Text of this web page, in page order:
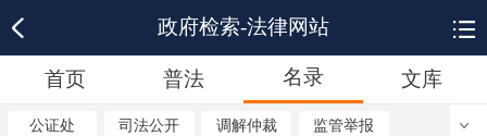
政府检索-法律网站
首页 普法 名录 文库
公证处 司法公开 调解仲裁 监管举报